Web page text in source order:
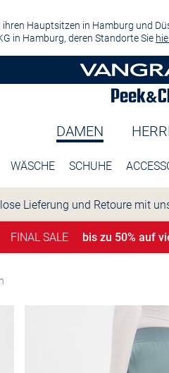
Hauptsitzen in Hamburg und
in Hamburg, deren Standorte Sie
DAMEN
WÄSCHE SCHUHE
Lieferung und Retoure mit
FINAL SALE bis zu 50% auf